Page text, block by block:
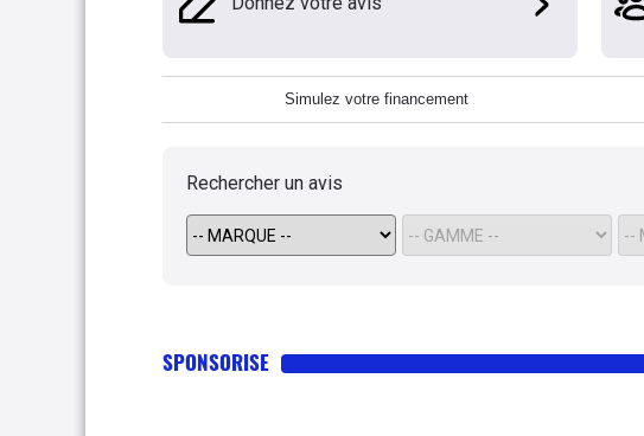
Simulez votre financement
Rechercher un avis
SPONSORISE